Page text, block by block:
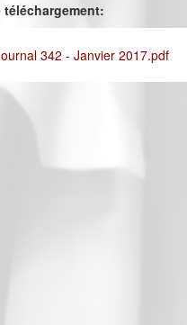
téléchargement:
342 - Janvier 2017.pdf